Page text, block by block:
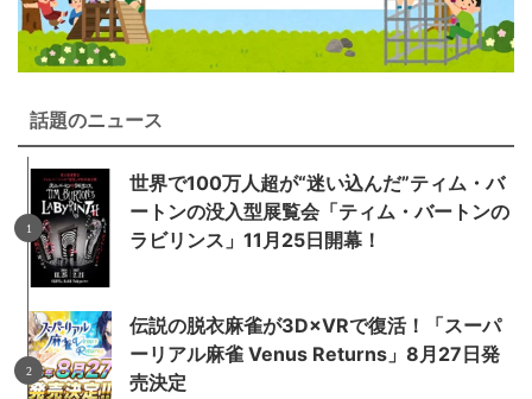
話題のニュース
世界で100万人超が“迷い込んだ”ティム・バ
ートンの没入型展覧会「ティム・バートンの
ラビリンス」11月25日開幕！
伝説の脱衣麻雀が3D×VRで復活！「スーパ
ーリアル麻雀 Venus Returns」8月27日発
売決定